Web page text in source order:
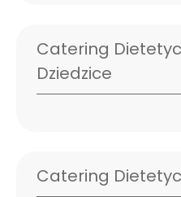
Catering
Dziedzice
Catering